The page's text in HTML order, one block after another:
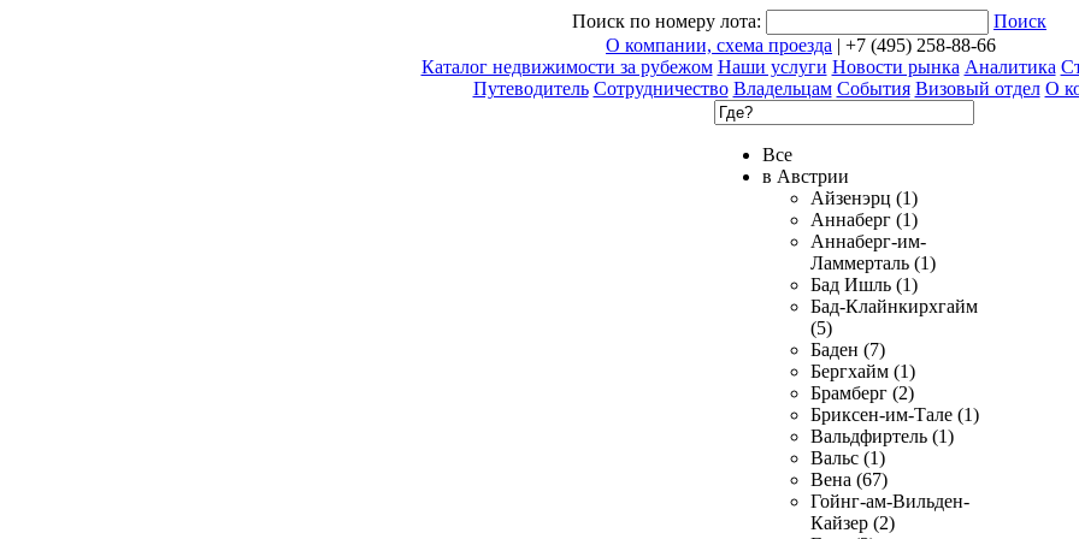
Поиск по номеру лота:
Поиск
О компании, схема проезда | +7 (495) 258-88-66
Каталог недвижимости за рубежом Наши услуги Новости рынка Аналитика
Путеводитель Сотрудничество Владельцам События Визовый отдел О
Все
в Австрии
Айзенэрц (1)
Аннаберг (1)
Аннаберг-им-
Ламмерталь (1)
Бад Ишль (1)
Бад-Клайнкирхгайм
(5)
Баден (7)
Бергхайм (1)
Брамберг (2)
Бриксен-им-Тале (1)
Вальдфиртель (1)
Вальс (1)
Вена (67)
Гойнг-ам-Вильден-
Кайзер (2)